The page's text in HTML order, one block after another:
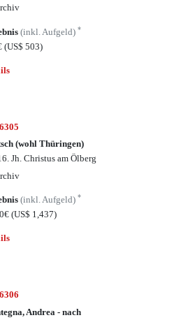
(inkl. Aufgeld)*
(US$ 503)
(wohl Thüringen)
Jh. Christus am Ölberg
(inkl. Aufgeld)*
(US$ 1,437)
Andrea - nach